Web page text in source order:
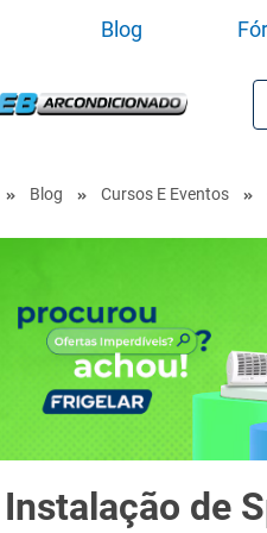
Blog
Blog Cursos E Eventos
de